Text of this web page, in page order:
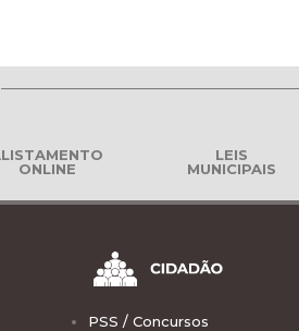
ONLINE
LEIS
MUNICIPAIS
PSS / Concursos